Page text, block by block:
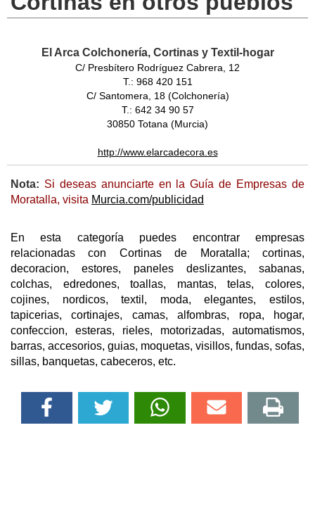
El Arca Colchonería, Cortinas y Textil-hogar
C/ Presbítero Rodríguez Cabrera, 12
T.: 968 420 151
C/ Santomera, 18 (Colchonería)
T.: 642 34 90 57
30850 Totana (Murcia)
http://www.elarcadecora.es
Nota: Si deseas anunciarte en la Guía de Empresas de
Moratalla, visita Murcia.com/publicidad
En esta categoría puedes encontrar empresas
relacionadas con Cortinas de Moratalla; cortinas,
decoracion, estores, paneles deslizantes, sabanas,
colchas, edredones, toallas, mantas, telas, colores,
cojines, nordicos, textil, moda, elegantes, estilos,
tapicerias, cortinajes, camas, alfombras, ropa, hogar,
confeccion, esteras, rieles, motorizadas, automatismos,
barras, accesorios, guias, moquetas, visillos, fundas, sofas,
sillas, banquetas, cabeceros, etc.